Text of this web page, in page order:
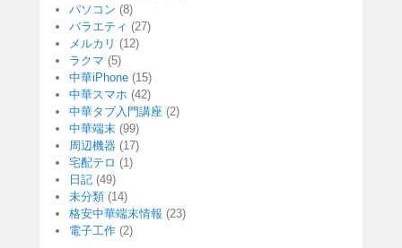
パソコン (8)
バラエティ (27)
メルカリ (12)
ラクマ (5)
中華iPhone (15)
中華スマホ (42)
中華タブ入門講座 (2)
中華端末 (99)
周辺機器 (17)
宅配テロ (1)
日記 (49)
未分類 (14)
格安中華端末情報 (23)
電子工作 (2)